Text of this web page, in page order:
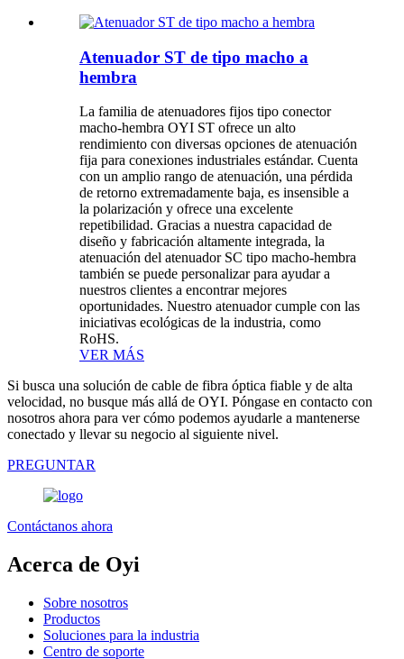
Atenuador ST de tipo macho a
hembra
La familia de atenuadores fijos tipo conector
macho-hembra OYI ST ofrece un alto
rendimiento con diversas opciones de atenuación
fija para conexiones industriales estándar. Cuenta
con un amplio rango de atenuación, una pérdida
de retorno extremadamente baja, es insensible a
la polarización y ofrece una excelente
repetibilidad. Gracias a nuestra capacidad de
diseño y fabricación altamente integrada, la
atenuación del atenuador SC tipo macho-hembra
también se puede personalizar para ayudar a
nuestros clientes a encontrar mejores
oportunidades. Nuestro atenuador cumple con las
iniciativas ecológicas de la industria, como
RoHS.
VER MÁS
Si busca una solución de cable de fibra óptica fiable y de alta
velocidad, no busque más allá de OYI. Póngase en contacto con
nosotros ahora para ver cómo podemos ayudarle a mantenerse
conectado y llevar su negocio al siguiente nivel.
PREGUNTAR
Contáctanos ahora
Acerca de Oyi
Sobre nosotros
Productos
Soluciones para la industria
Centro de soporte